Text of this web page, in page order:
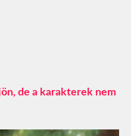
de a karakterek nem